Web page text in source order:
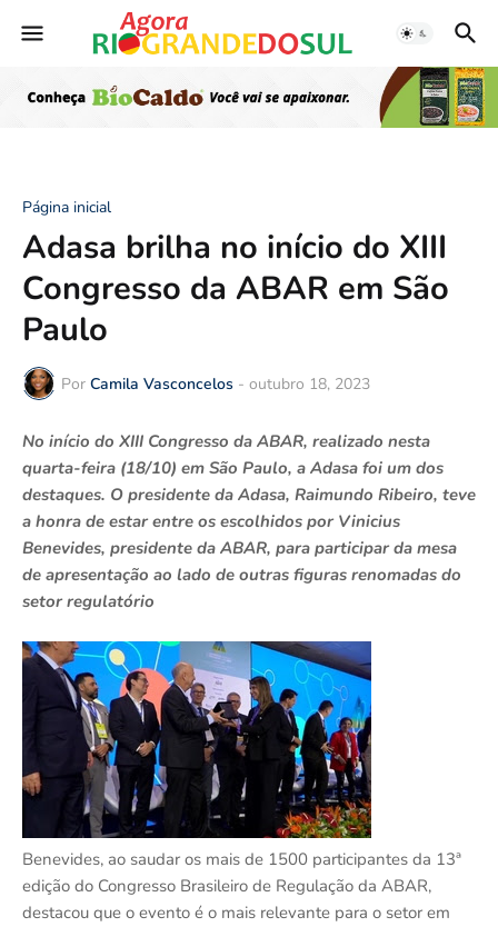
Página inicial
Adasa brilha no início do XIII
Congresso da ABAR em São
Paulo
Por Camila Vasconcelos - outubro 18, 2023
No início do XIII Congresso da ABAR, realizado nesta
quarta-feira (18/10) em São Paulo, a Adasa foi um dos
destaques. O presidente da Adasa, Raimundo Ribeiro, teve
a honra de estar entre os escolhidos por Vinicius
Benevides, presidente da ABAR, para participar da mesa
de apresentação ao lado de outras figuras renomadas do
setor regulatório
Benevides, ao saudar os mais de 1500 participantes da 13ª
edição do Congresso Brasileiro de Regulação da ABAR,
destacou que o evento é o mais relevante para o setor em